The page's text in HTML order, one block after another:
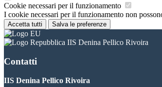
Cookie necessari per il funzionamento
I cookie necessari per il funzionamento non
Accetta tutti Salva le preferenze
IIS Denina Pellico Rivoira
Contatti
IIS Denina Pellico Rivoira